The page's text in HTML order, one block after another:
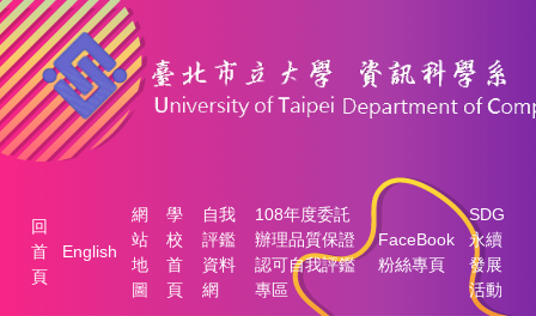
跳
到
主
要
內
容
回
首
頁
English
網
站
地
圖
學
校
首
頁
自我
評鑑
資料
網
108年度委託
辦理品質保證
認可自我評鑑
專區
FaceBook
粉絲專頁
SDG
永續
發展
活動